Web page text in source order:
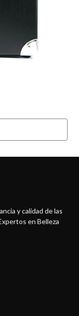
y calidad de las
en Belleza